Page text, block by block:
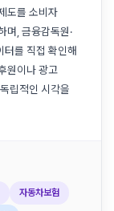
도를 소비자
며, 금융감독원·
터를 직접 확인해
원이나 광고
립적인 시각을
자동차보험